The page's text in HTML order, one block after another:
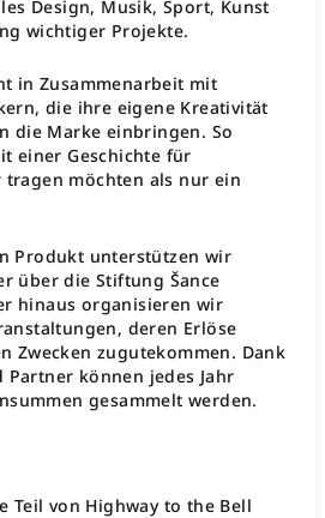
Design, Musik, Sport, Kunst
wichtiger Projekte.
in Zusammenarbeit mit
die ihre eigene Kreativität
die Marke einbringen. So
einer Geschichte für
tragen möchten als nur ein
Produkt unterstützen wir
über die Stiftung Šance
hinaus organisieren wir
deren Erlöse
Zwecken zugutekommen. Dank
können jedes Jahr
gesammelt werden.
Teil von Highway to the Bell